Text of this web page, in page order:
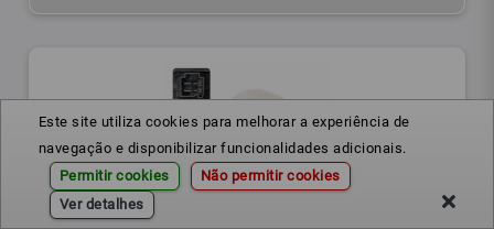
Este site utiliza cookies para melhorar a experiência de
navegação e disponibilizar funcionalidades adicionais.
Permitir cookies
Não permitir cookies
Ver detalhes